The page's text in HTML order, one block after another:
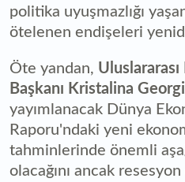
politika uyuşmazlığı
ötelenen endişeleri
Öte yandan,
Başkanı Kristalina
yayımlanacak Dünya
Raporu'ndaki yeni
tahminlerinde önemli
olacağını ancak